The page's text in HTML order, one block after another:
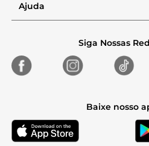
Ajuda
Siga Nossas
Baixe nosso